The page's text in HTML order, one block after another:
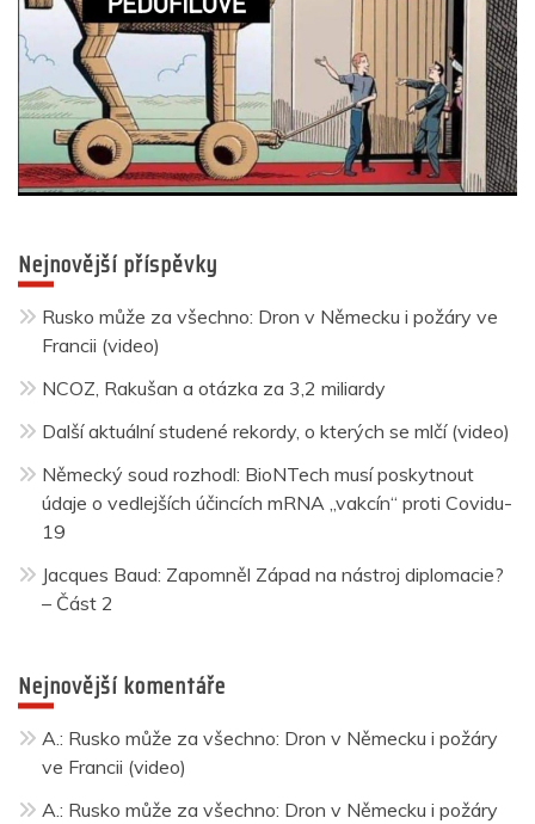
Nejnovější příspěvky
Rusko může za všechno: Dron v Německu i požáry ve
Francii (video)
NCOZ, Rakušan a otázka za 3,2 miliardy
Další aktuální studené rekordy, o kterých se mlčí (video)
Německý soud rozhodl: BioNTech musí poskytnout
údaje o vedlejších účincích mRNA „vakcín“ proti Covidu-
19
Jacques Baud: Zapomněl Západ na nástroj diplomacie?
– Část 2
Nejnovější komentáře
A.: Rusko může za všechno: Dron v Německu i požáry
ve Francii (video)
A.: Rusko může za všechno: Dron v Německu i požáry